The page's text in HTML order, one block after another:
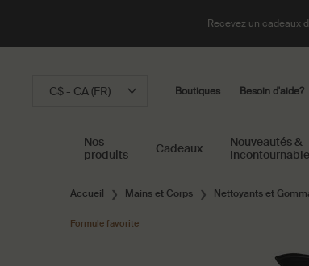
Recevez un cadeaux
C$ - CA (FR) Boutiques Besoin d'aide?
Nos
produits
Cadeaux
Nouveautés &
Accueil Mains et Corps Nettoyants et
Formule favorite